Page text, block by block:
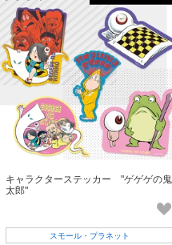
キャラクターステッカー "ゲゲゲの鬼
太郎"
スモール・プラネット